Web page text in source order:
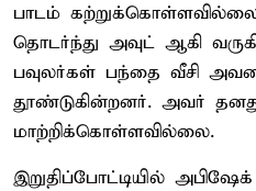
பாடம்
தொடர்ந்து அவுட் ஆகி
பவுலர்கள் பந்தை வீசி
தூண்டுகின்றனர். அவர்
மாற்றிக்கொள்ளவில்லை.
இறுதிப்போட்டியில்